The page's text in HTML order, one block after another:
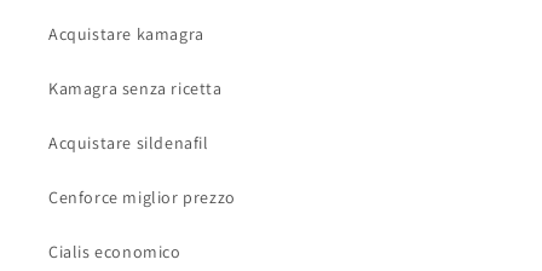
Acquistare kamagra
Kamagra senza ricetta
Acquistare sildenafil
Cenforce miglior prezzo
Cialis economico